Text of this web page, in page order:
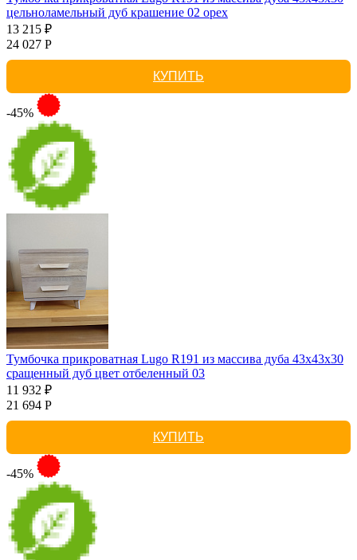
цельноламельный дуб крашение 02 орех
13 215 ₽
24 027 Р
КУПИТЬ
-45%
Тумбочка прикроватная Lugo R191 из массива дуба 43х43х30
сращенный дуб цвет отбеленный 03
11 932 ₽
21 694 Р
КУПИТЬ
-45%